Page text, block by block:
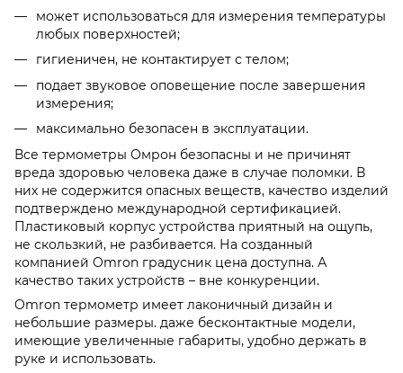
может использоваться для измерения температуры
любых поверхностей;
гигиеничен, не контактирует с телом;
подает звуковое оповещение после завершения
измерения;
максимально безопасен в эксплуатации.
Все термометры Омрон безопасны и не причинят
вреда здоровью человека даже в случае поломки. В
них не содержится опасных веществ, качество изделий
подтверждено международной сертификацией.
Пластиковый корпус устройства приятный на ощупь,
не скользкий, не разбивается. На созданный
компанией Omron градусник цена доступна. А
качество таких устройств – вне конкуренции.
Omron термометр имеет лаконичный дизайн и
небольшие размеры. даже бесконтактные модели,
имеющие увеличенные габариты, удобно держать в
руке и использовать.